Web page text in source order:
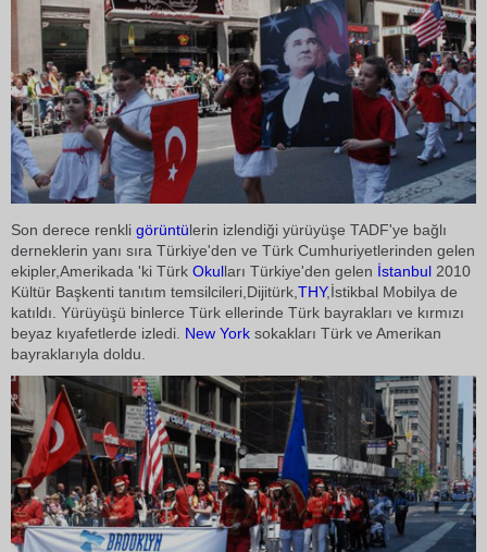
Son derece renkli görüntülerin izlendiği yürüyüşe TADF'ye bağlı
derneklerin yanı sıra Türkiye'den ve Türk Cumhuriyetlerinden gelen
ekipler,Amerikada 'ki Türk Okulları Türkiye'den gelen İstanbul 2010
Kültür Başkenti tanıtım temsilcileri,Dijitürk, THY,İstikbal Mobilya de
katıldı. Yürüyüşü binlerce Türk ellerinde Türk bayrakları ve kırmızı
beyaz kıyafetlerde izledi. New York sokakları Türk ve Amerikan
bayraklarıyla doldu.